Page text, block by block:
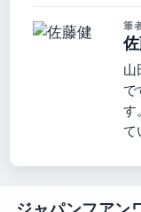
筆
山
で
す
て